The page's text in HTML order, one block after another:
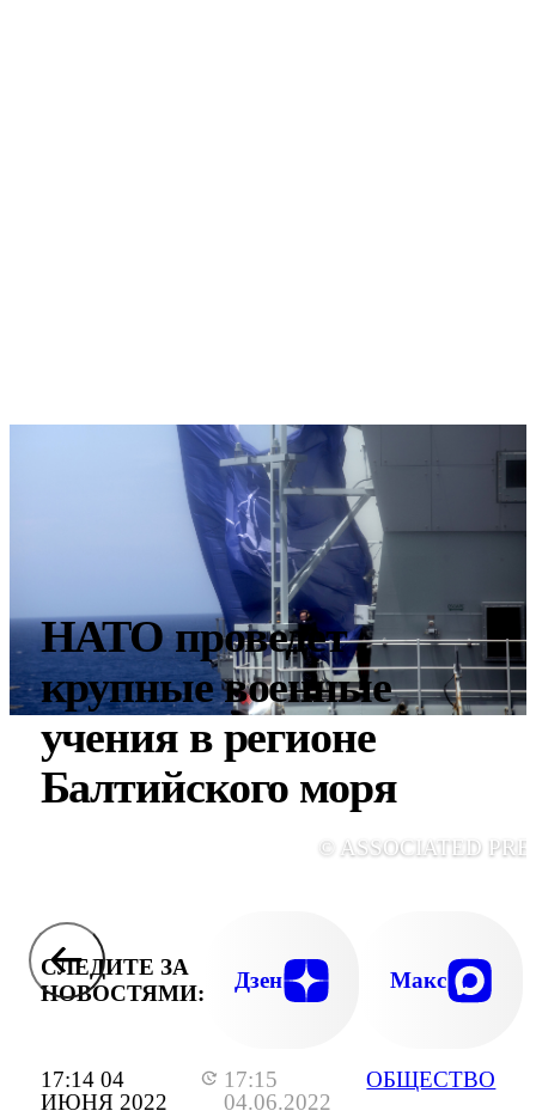
17:14 04
ИЮНЯ 2022
17:15
04.06.2022
ОБЩЕСТВО
НАТО проведет
крупные военные
учения в регионе
Балтийского моря
© ASSOCIATED
СЛЕДИТЕ ЗА
НОВОСТЯМИ:
Дзен Макс